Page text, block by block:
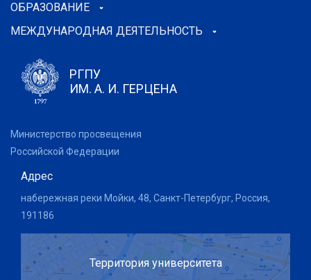
ОБРАЗОВАНИЕ
МЕЖДУНАРОДНАЯ ДЕЯТЕЛЬНОСТЬ
РГПУ
ИМ. А. И. ГЕРЦЕНА
Министерство просвещения
Российской Федерации
Адрес
набережная реки Мойки, 48, Санкт-Петербург, Россия,
191186
Территория университета